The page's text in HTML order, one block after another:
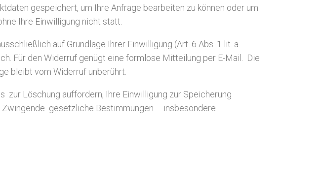
gespeichert, um Ihre Anfrage bearbeiten zu können oder um
Ihre Einwilligung nicht statt.
auf Grundlage Ihrer Einwilligung (Art. 6 Abs. 1 lit. a
Für den Widerruf genügt eine formlose Mitteilung per E-Mail. Die
bleibt vom Widerruf unberührt.
Löschung auffordern, Ihre Einwilligung zur Speicherung
gesetzliche Bestimmungen – insbesondere